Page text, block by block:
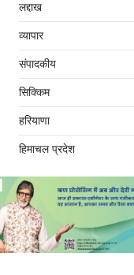
लद्दाख
व्यापार
संपादकीय
सिक्किम
हरियाणा
हिमाचल प्रदेश